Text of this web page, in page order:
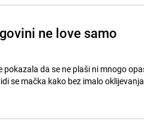
ne love samo
da se ne plaši ni mnogo
se mačka kako bez imalo